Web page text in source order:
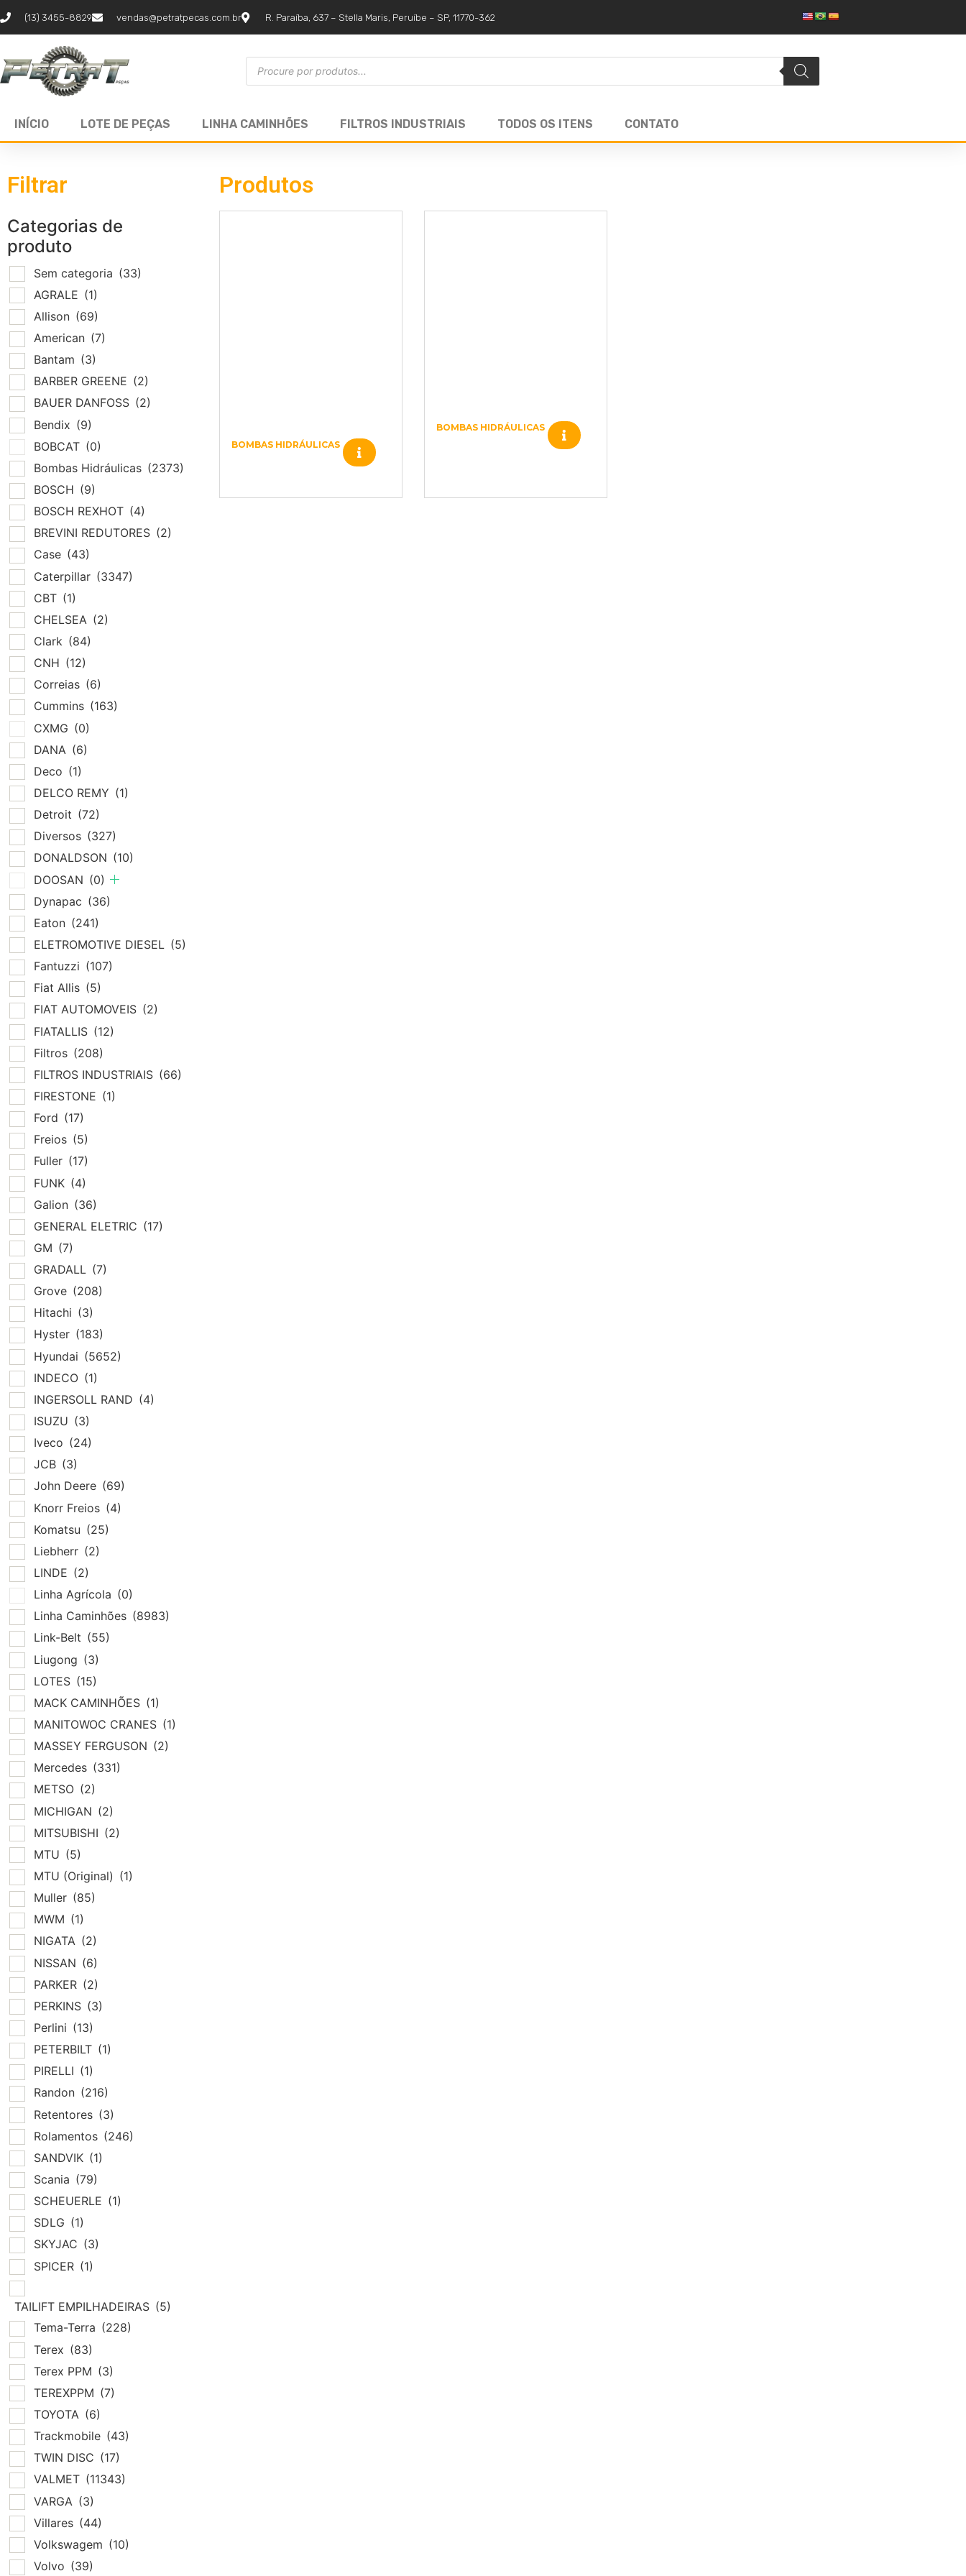
(13) 3455-8829 vendas@petratpecas.com.br R. Paraíba, 637 – Stella Maris, Peruíbe – SP, 11770-362
INÍCIO LOTE DE PEÇAS LINHA CAMINHÕES FILTROS INDUSTRIAIS TODOS OS ITENS CONTATO
Filtrar
Categorias de
produto
Sem categoria (33)
AGRALE (1)
Allison (69)
American (7)
Bantam (3)
BARBER GREENE (2)
BAUER DANFOSS (2)
Bendix (9)
BOBCAT (0)
Bombas Hidráulicas (2373)
BOSCH (9)
BOSCH REXHOT (4)
BREVINI REDUTORES (2)
Case (43)
Caterpillar (3347)
CBT (1)
CHELSEA (2)
Clark (84)
CNH (12)
Correias (6)
Cummins (163)
CXMG (0)
DANA (6)
Deco (1)
DELCO REMY (1)
Detroit (72)
Diversos (327)
DONALDSON (10)
DOOSAN (0)
Dynapac (36)
Eaton (241)
ELETROMOTIVE DIESEL (5)
Fantuzzi (107)
Fiat Allis (5)
FIAT AUTOMOVEIS (2)
FIATALLIS (12)
Filtros (208)
FILTROS INDUSTRIAIS (66)
FIRESTONE (1)
Ford (17)
Freios (5)
Fuller (17)
FUNK (4)
Galion (36)
GENERAL ELETRIC (17)
GM (7)
GRADALL (7)
Grove (208)
Hitachi (3)
Hyster (183)
Hyundai (5652)
INDECO (1)
INGERSOLL RAND (4)
ISUZU (3)
Iveco (24)
JCB (3)
John Deere (69)
Knorr Freios (4)
Komatsu (25)
Liebherr (2)
LINDE (2)
Linha Agrícola (0)
Linha Caminhões (8983)
Link-Belt (55)
Liugong (3)
LOTES (15)
MACK CAMINHÕES (1)
MANITOWOC CRANES (1)
MASSEY FERGUSON (2)
Mercedes (331)
METSO (2)
MICHIGAN (2)
MITSUBISHI (2)
MTU (5)
MTU (Original) (1)
Muller (85)
MWM (1)
NIGATA (2)
NISSAN (6)
PARKER (2)
PERKINS (3)
Perlini (13)
PETERBILT (1)
PIRELLI (1)
Randon (216)
Retentores (3)
Rolamentos (246)
SANDVIK (1)
Scania (79)
SCHEUERLE (1)
SDLG (1)
SKYJAC (3)
SPICER (1)
TAILIFT EMPILHADEIRAS (5)
Tema-Terra (228)
Terex (83)
Terex PPM (3)
TEREXPPM (7)
TOYOTA (6)
Trackmobile (43)
TWIN DISC (17)
VALMET (11343)
VARGA (3)
Villares (44)
Volkswagem (10)
Volvo (39)
Produtos
BOMBAS HIDRÁULICAS
BOMBAS HIDRÁULICAS